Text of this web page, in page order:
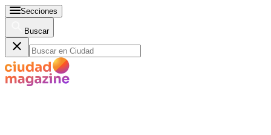
Secciones
Buscar